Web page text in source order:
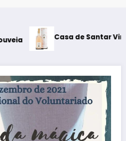
Casa de Santar Vinhos destaca